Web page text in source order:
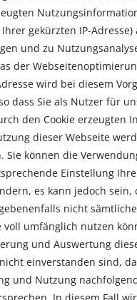
gekürzten IP-Adresse)
und zu
der
wird bei diesem
dass Sie als Nutzer für
den Cookie erzeugten
dieser Webseite
Sie können die
Einstellung
es kann jedoch sein,
nicht
voll umfänglich nutzen
und Auswertung
einverstanden sind,
und Nutzung
In diesem Fall